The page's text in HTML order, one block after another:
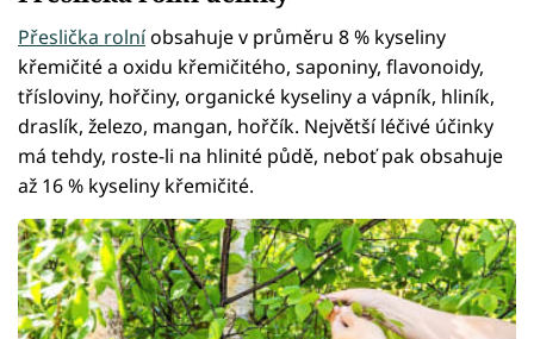
Přeslička rolníobsahuje v průměru 8 % kyseliny
křemičité a oxidu křemičitého, saponiny, flavonoidy,
třísloviny, hořčiny, organické kyseliny a vápník, hliník,
draslík, železo, mangan, hořčík. Největší léčivé účinky
má tehdy, roste-li na hlinité půdě, neboť pak obsahuje
až 16 % kyseliny křemičité.